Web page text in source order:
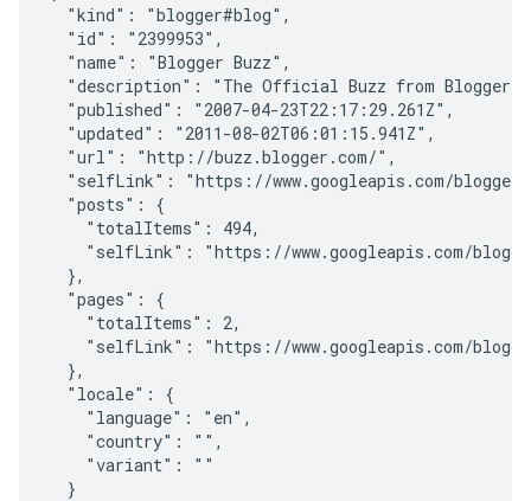
  "kind": "blogger#blog",
  "id": "2399953",
  "name": "Blogger Buzz",
"description": "The Official Buzz from Blogger
  "published": "2007-04-23T22:17:29.261Z",
  "updated": "2011-08-02T06:01:15.941Z",
  "url": "http://buzz.blogger.com/",
"selfLink": "https://www.googleapis.com/
  "posts": {
    "totalItems": 494,
"selfLink": "https://www.googleapis.com/
  },
  "pages": {
    "totalItems": 2,
"selfLink": "https://www.googleapis.com/
  },
  "locale": {
    "language": "en",
    "country": "",
    "variant": ""
  }